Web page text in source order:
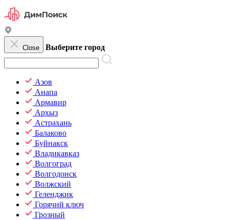
Close Выберите город
Азов
Анапа
Армавир
Архыз
Астрахань
Балаково
Буйнакск
Владикавказ
Волгоград
Волгодонск
Волжский
Геленджик
Горячий ключ
Грозный